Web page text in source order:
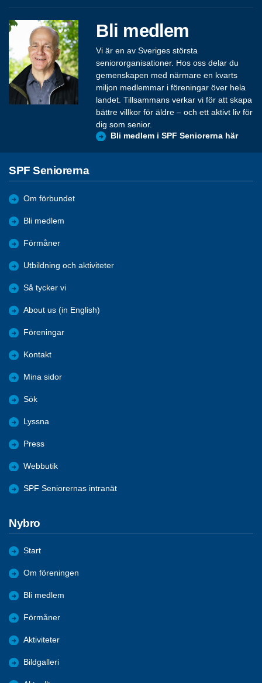
Bli medlem
Vi är en av Sveriges största
seniororganisationer. Hos oss delar du
gemenskapen med närmare en kvarts
miljon medlemmar i föreningar över hela
landet. Tillsammans verkar vi för att skapa
bättre villkor för äldre – och ett aktivt liv för
dig som senior.
Bli medlem i SPF Seniorerna här
SPF Seniorerna
Om förbundet
Bli medlem
Förmåner
Utbildning och aktiviteter
Så tycker vi
About us (in English)
Föreningar
Kontakt
Mina sidor
Sök
Lyssna
Press
Webbutik
SPF Seniorernas intranät
Nybro
Start
Om föreningen
Bli medlem
Förmåner
Aktiviteter
Bildgalleri